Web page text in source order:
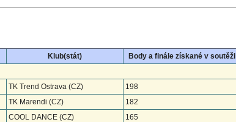
Klub(stát) Body a finále získané v soutěži
TK Trend Ostrava (CZ) 198
TK Marendi (CZ) 182
COOL DANCE (CZ) 165